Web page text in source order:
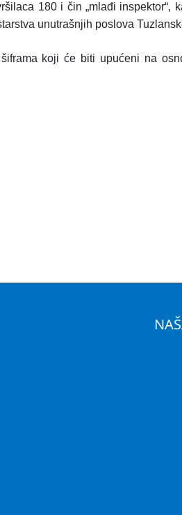
180 i čin „mlađi inspektor“,
unutrašnjih poslova
koji će biti upućeni na